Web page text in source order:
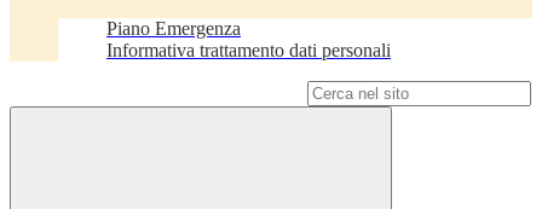
Piano Emergenza
Informativa trattamento dati personali